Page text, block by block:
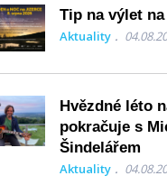
Tip na výlet
Aktuality
Hvězdné léto
pokračuje s
Šindelářem
Aktuality